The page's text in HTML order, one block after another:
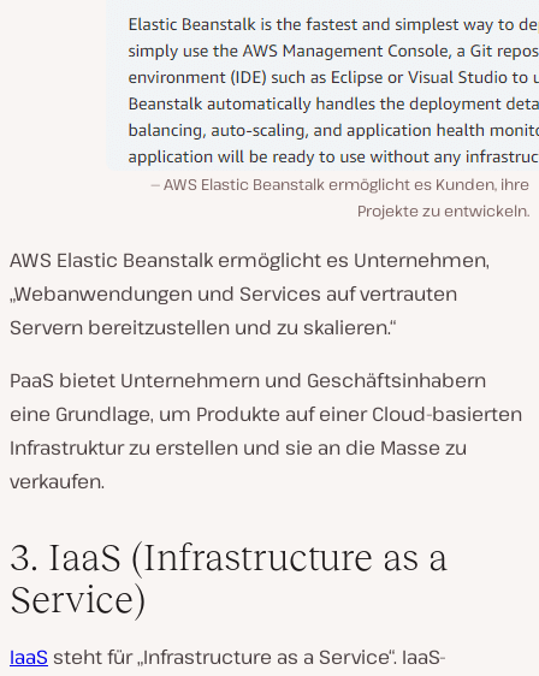
AWS Elastic Beanstalk ermöglicht es Kunden, ihre
Projekte zu entwickeln.
AWS Elastic Beanstalk ermöglicht es Unternehmen,
„Webanwendungen und Services auf vertrauten
Servern bereitzustellen und zu skalieren.“
PaaS bietet Unternehmern und Geschäftsinhabern
eine Grundlage, um Produkte auf einer Cloud-basierten
Infrastruktur zu erstellen und sie an die Masse zu
verkaufen.
3. IaaS (Infrastructure as a
Service)
IaaS steht für „Infrastructure as a Service“. IaaS-